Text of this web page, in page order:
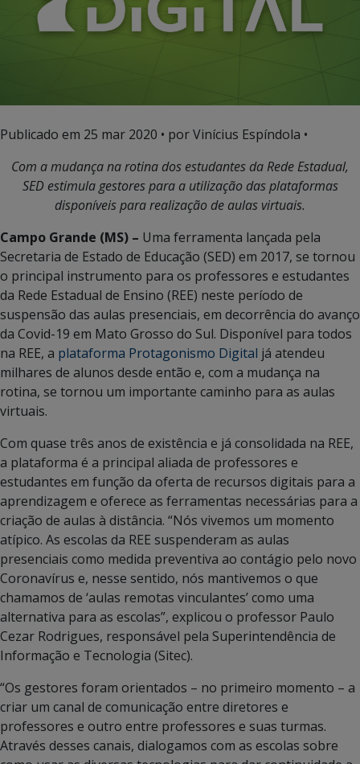
Publicado em 25 mar 2020 • por Vinícius Espíndola •
Com a mudança na rotina dos estudantes da Rede Estadual,
SED estimula gestores para a utilização das plataformas
disponíveis para realização de aulas virtuais.
Campo Grande (MS) – Uma ferramenta lançada pela
Secretaria de Estado de Educação (SED) em 2017, se tornou
o principal instrumento para os professores e estudantes
da Rede Estadual de Ensino (REE) neste período de
suspensão das aulas presenciais, em decorrência do avanço
da Covid-19 em Mato Grosso do Sul. Disponível para todos
na REE, a plataforma Protagonismo Digital já atendeu
milhares de alunos desde então e, com a mudança na
rotina, se tornou um importante caminho para as aulas
virtuais.
Com quase três anos de existência e já consolidada na REE,
a plataforma é a principal aliada de professores e
estudantes em função da oferta de recursos digitais para a
aprendizagem e oferece as ferramentas necessárias para a
criação de aulas à distância. “Nós vivemos um momento
atípico. As escolas da REE suspenderam as aulas
presenciais como medida preventiva ao contágio pelo novo
Coronavírus e, nesse sentido, nós mantivemos o que
chamamos de ‘aulas remotas vinculantes’ como uma
alternativa para as escolas”, explicou o professor Paulo
Cezar Rodrigues, responsável pela Superintendência de
Informação e Tecnologia (Sitec).
“Os gestores foram orientados – no primeiro momento – a
criar um canal de comunicação entre diretores e
professores e outro entre professores e suas turmas.
Através desses canais, dialogamos com as escolas sobre